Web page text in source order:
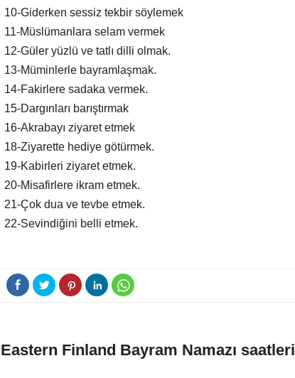
10-Giderken sessiz tekbir söylemek
11-Müslümanlara selam vermek
12-Güler yüzlü ve tatlı dilli olmak.
13-Müminlerle bayramlaşmak.
14-Fakirlere sadaka vermek.
15-Dargınları barıştırmak
16-Akrabayı ziyaret etmek
18-Ziyarette hediye götürmek.
19-Kabirleri ziyaret etmek.
20-Misafirlere ikram etmek.
21-Çok dua ve tevbe etmek.
22-Sevindiğini belli etmek.
Eastern Finland Bayram Namazı saatleri